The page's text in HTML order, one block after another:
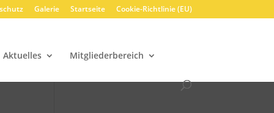
Galerie Startseite Cookie-Richtlinie (EU)
Aktuelles Mitgliederbereich